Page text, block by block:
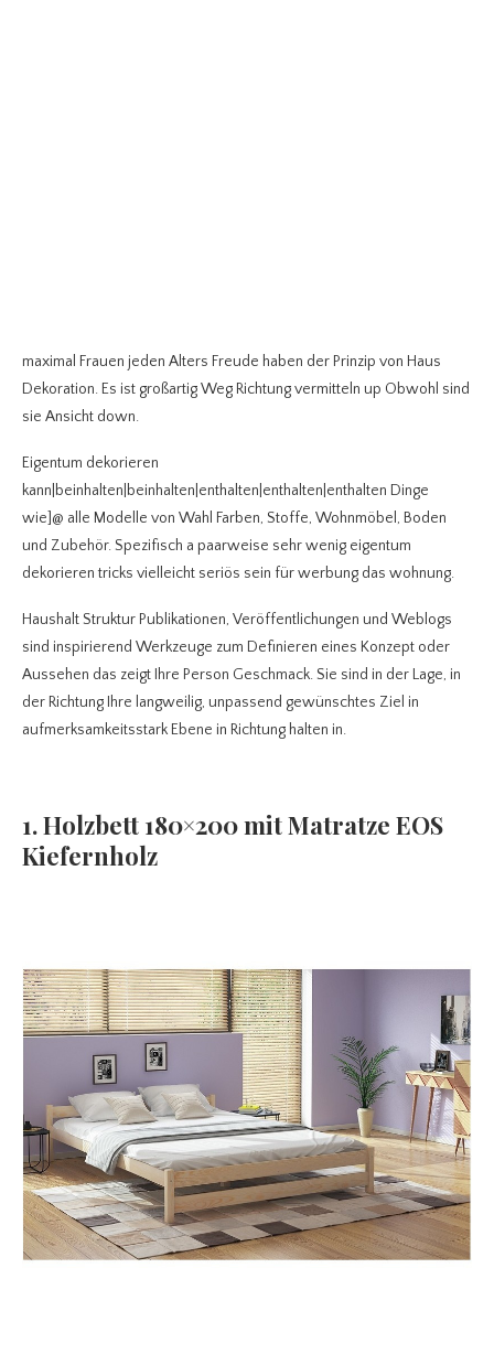
maximal Frauen jeden Alters Freude haben der Prinzip von Haus
Dekoration. Es ist großartig Weg Richtung vermitteln up Obwohl sind
sie Ansicht down.
Eigentum dekorieren
kann|beinhalten|beinhalten|enthalten|enthalten|enthalten Dinge
wie]@ alle Modelle von Wahl Farben, Stoffe, Wohnmöbel, Boden
und Zubehör. Spezifisch a paarweise sehr wenig eigentum
dekorieren tricks vielleicht seriös sein für werbung das wohnung.
Haushalt Struktur Publikationen, Veröffentlichungen und Weblogs
sind inspirierend Werkzeuge zum Definieren eines Konzept oder
Aussehen das zeigt Ihre Person Geschmack. Sie sind in der Lage, in
der Richtung Ihre langweilig, unpassend gewünschtes Ziel in
aufmerksamkeitsstark Ebene in Richtung halten in.
1. Holzbett 180×200 mit Matratze EOS
Kiefernholz